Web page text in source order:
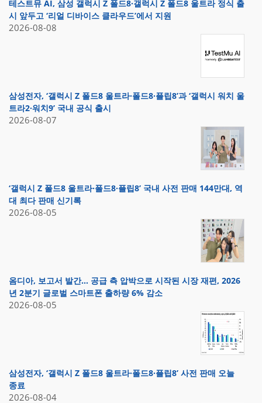
테스트뮤 AI, 삼성 갤럭시 Z 폴드8·갤럭시 Z 폴드8 울트라 정식 출
시 앞두고 ‘리얼 디바이스 클라우드’에서 지원
2026-08-08
삼성전자, ‘갤럭시 Z 폴드8 울트라·폴드8·플립8’과 ‘갤럭시 워치 울
트라2·워치9’ 국내 공식 출시
2026-08-07
‘갤럭시 Z 폴드8 울트라·폴드8·플립8’ 국내 사전 판매 144만대, 역
대 최다 판매 신기록
2026-08-05
옴디아, 보고서 발간… 공급 측 압박으로 시작된 시장 재편, 2026
년 2분기 글로벌 스마트폰 출하량 6% 감소
2026-08-05
삼성전자, ‘갤럭시 Z 폴드8 울트라·폴드8·플립8’ 사전 판매 오늘
종료
2026-08-04